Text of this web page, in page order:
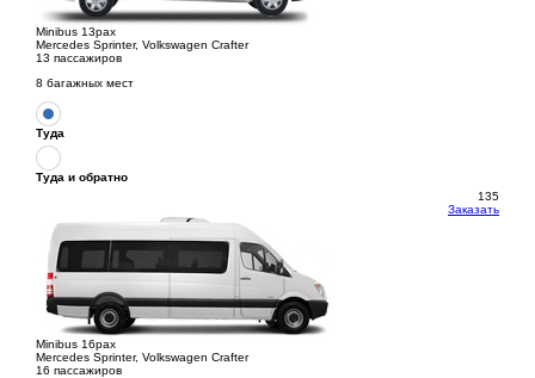
Minibus 13pax
Mercedes Sprinter, Volkswagen Crafter
13 пассажиров
8 багажных мест
Туда
Туда и обратно
135
Заказать
Minibus 16pax
Mercedes Sprinter, Volkswagen Crafter
16 пассажиров